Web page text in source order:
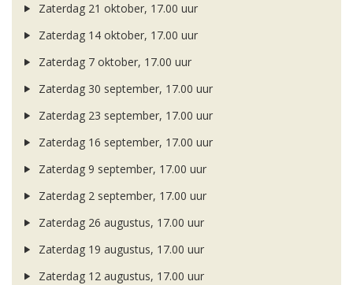
Zaterdag 21 oktober, 17.00 uur
Zaterdag 14 oktober, 17.00 uur
Zaterdag 7 oktober, 17.00 uur
Zaterdag 30 september, 17.00 uur
Zaterdag 23 september, 17.00 uur
Zaterdag 16 september, 17.00 uur
Zaterdag 9 september, 17.00 uur
Zaterdag 2 september, 17.00 uur
Zaterdag 26 augustus, 17.00 uur
Zaterdag 19 augustus, 17.00 uur
Zaterdag 12 augustus, 17.00 uur